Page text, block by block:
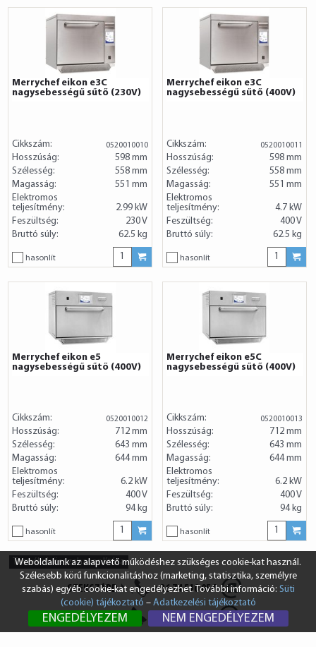
SZEKSZÁRD +36 74 510 054
info@vendi.hu
BUDAPEST +36 1 431 8687
Merrychef eikon e3C
nagysebességű sűtő (230V)
Cikkszám: 0520010010
Hosszúság:
598 mm
Szélesség:
558 mm
Magasság:
551 mm
Elektromos
teljesítmény:
2.99 kW
Feszültség:
230 V
Bruttó súly:
62.5 kg
hasonlít
Merrychef eikon e3C
nagysebességű sűtő (400V)
Cikkszám: 0520010011
Hosszúság:
598 mm
Szélesség:
558 mm
Magasság:
551 mm
Elektromos
teljesítmény:
4.7 kW
Feszültség:
400 V
Bruttó súly:
62.5 kg
hasonlít
Merrychef eikon e5
nagysebességű sűtő (400V)
Cikkszám: 0520010012
Hosszúság:
712 mm
Szélesség:
643 mm
Magasság:
644 mm
Elektromos
teljesítmény:
6.2 kW
Feszültség:
400 V
Bruttó súly:
94 kg
hasonlít
Merrychef eikon e5C
nagysebességű sűtő (400V)
Cikkszám: 0520010013
Hosszúság:
712 mm
Szélesség:
643 mm
Magasság:
644 mm
Elektromos
teljesítmény:
6.2 kW
Feszültség:
400 V
Bruttó súly:
94 kg
hasonlít
Termékek összehasonlítása
Weboldalunk az alapvető működéshez szükséges cookie-kat használ.
Szélesebb körű funkcionalitáshoz (marketing, statisztika, személyre
szabás) egyéb cookie-kat engedélyezhet. További információ: Süti
(cookie) tájékoztató – Adatkezelési tájékoztató
ENGEDÉLYEZEM NEM ENGEDÉLYEZEM